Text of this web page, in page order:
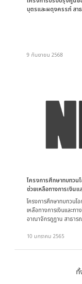
บุตรและผดุงครรภ์ สา
9 กันยายน 2568
โครงการศึกษาทบทวน
ช่วยเหลือทางการเงิน
(ราชอาณาจักรภูฏาน ส
สาธารณรัฐประชาธิปไ
โครงการศึกษาทบทวนโ
เหลือทางการเงินและท
อาณาจักรภูฏาน สาธาร
10 มกราคม 2565
ทั้